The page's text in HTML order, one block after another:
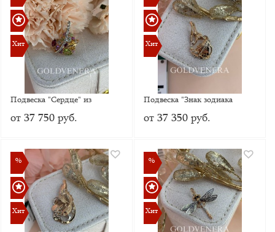
Хит
Хит
Подвеска "Сердце" из
красного золота 585 пробы с
от 37 750 руб.
Хит
Хит
Подвеска "Знак зодиака
Водолей" из
от 37 350 руб.
%
Хит
%
Хит
%
Хит
%
Хит